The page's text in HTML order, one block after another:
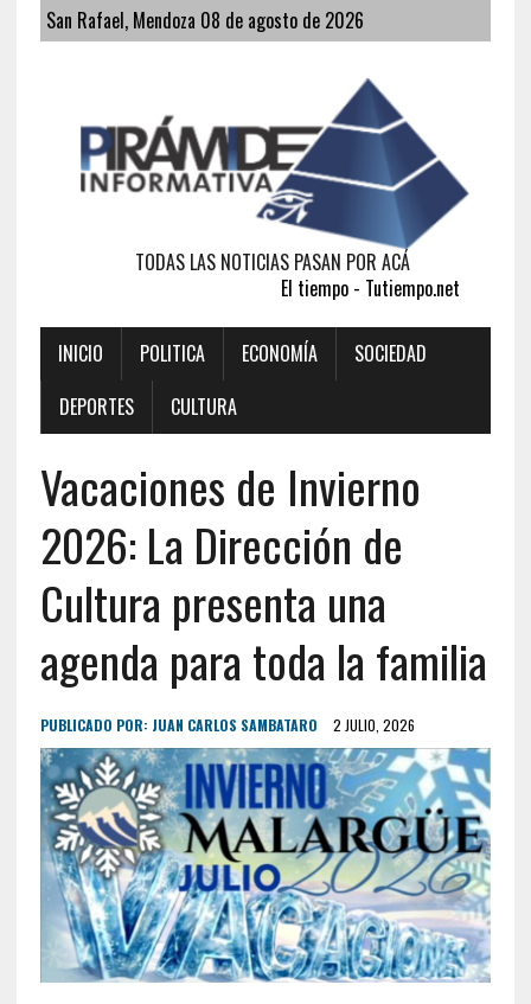
San Rafael, Mendoza 08 de agosto de 2026
TODAS LAS NOTICIAS PASAN POR ACÁ
El tiempo - Tutiempo.net
INICIO POLITICA ECONOMÍA
SOCIEDAD
DEPORTES
CULTURA
Vacaciones de Invierno
2026: La Dirección de
Cultura presenta una
agenda para toda la familia
PUBLICADO POR: JUAN CARLOS SAMBATARO 2 JULIO, 2026